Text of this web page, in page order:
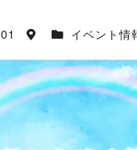
イベント情